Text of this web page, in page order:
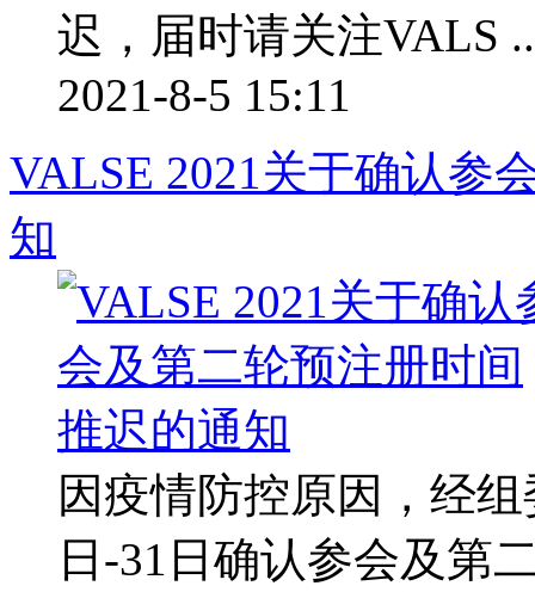
迟，届时请关注VALS
2021-8-5 15:11
VALSE 2021关于确认参
知
因疫情防控原因，经
日-31日确认参会及第